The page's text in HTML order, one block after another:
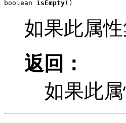
boolean isEmpty()
如果此属
返回：
如果此